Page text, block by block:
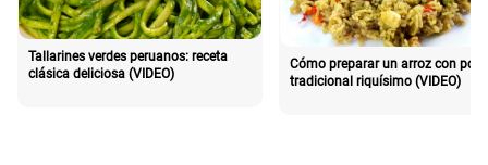
Tallarines verdes peruanos: receta
clásica deliciosa (VIDEO)
Cómo preparar un arroz con pollo
tradicional riquísimo (VIDEO)